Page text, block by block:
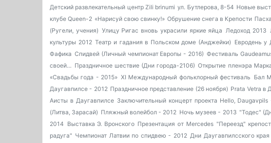
Детский развлекательный центр Zili brinumi ул. Бутлерова, 8-54 Новые
клубе Queen-2 «Нарисуй свою свинку!» Обрушение снега в Крепости
(Ругели, учения) Улицу Ригас вновь украсили яркие яйца Ледоход 2013
культуры 2012 Театр и гадания в Польском доме (Анджейки) Евродень у
Фафика Спидвей (Личный чемпионат Европы - 2016) Фестиваль
своей… Праздничное шествие (Дни города-2106) Открытие пленэра
«Свадьбы года - 2015» XI Международный фольклорный фестиваль Бал
Даугавпилсе - 2012 Праздничное представление (26 ноября) Prata Vetra в
Аисты в Даугавпилсе Заключительный концерт проекта Hello,
(Литва, Зарасай) Пляжный волейбол - 2012 Ночь музеев - 2013 "Тодес"
2014 Выставка Э. Вронского Презентация от Mercedes "Переезд"
радуга" Чемпионат Латвии по спидвею - 2012 Дни Даугавпилсского края